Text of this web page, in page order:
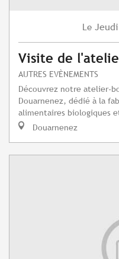
Le Jeudi
Visite de
AUTRES EVÈNEMENTS
Découvrez notre atelier-
Douarnenez, dédié à la
alimentaires biologiques
Douarnenez